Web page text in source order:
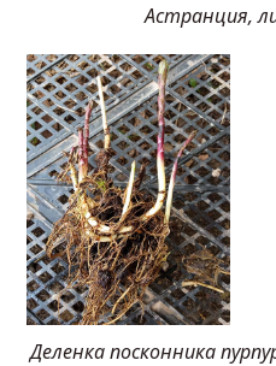
Астранция,
Деленка посконника